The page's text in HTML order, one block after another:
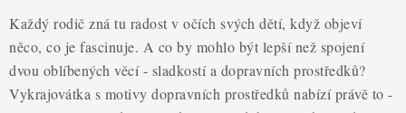
PRO OSLAVY
DO KUCHYNĚ
Každý rodič zná tu radost v očích svých dětí, když objeví
něco, co je fascinuje. A co by mohlo být lepší než spojení
dvou oblíbených věcí - sladkostí a dopravních prostředků?
Vykrajovátka s motivy dopravních prostředků nabízí právě to -